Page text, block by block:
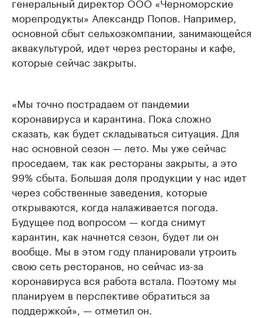
морепродукты» Александр Попов. Например,
основной сбыт сельхозкомпании, занимающейся
аквакультурой, идет через рестораны и кафе,
которые сейчас закрыты.
«Мы точно пострадаем от пандемии
коронавируса и карантина. Пока сложно
сказать, как будет складываться ситуация. Для
нас основной сезон — лето. Мы уже сейчас
проседаем, так как рестораны закрыты, а это
99% сбыта. Большая доля продукции у нас идет
через собственные заведения, которые
открываются, когда налаживается погода.
Будущее под вопросом — когда снимут
карантин, как начнется сезон, будет ли он
вообще. Мы в этом году планировали утроить
свою сеть ресторанов, но сейчас из-за
коронавируса вся работа встала. Поэтому мы
планируем в перспективе обратиться за
поддержкой», — отметил он.